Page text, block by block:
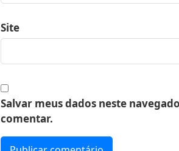
Site
Salvar meus dados neste
comentar.